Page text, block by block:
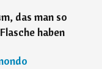
das man so
haben